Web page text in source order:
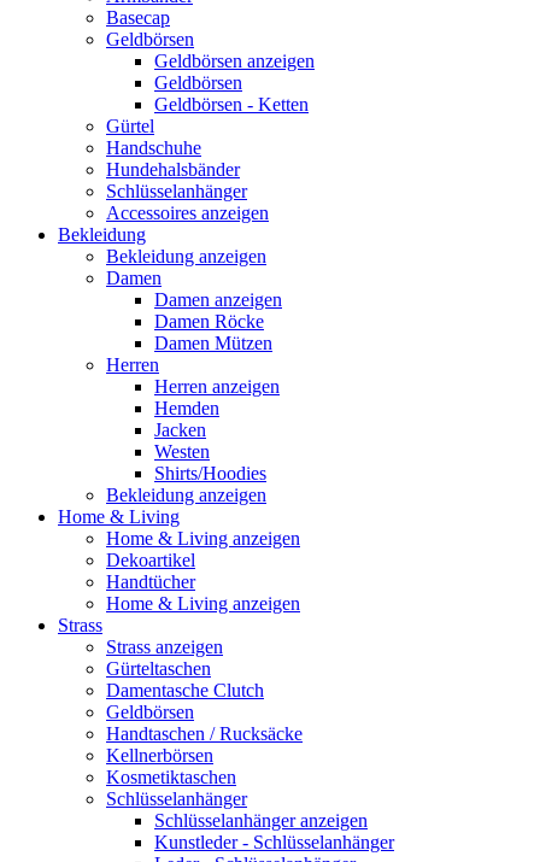
Basecap
Geldbörsen
Geldbörsen anzeigen
Geldbörsen
Geldbörsen - Ketten
Gürtel
Handschuhe
Hundehalsbänder
Schlüsselanhänger
Accessoires anzeigen
Bekleidung
Bekleidung anzeigen
Damen
Damen anzeigen
Damen Röcke
Damen Mützen
Herren
Herren anzeigen
Hemden
Jacken
Westen
Shirts/Hoodies
Bekleidung anzeigen
Home & Living
Home & Living anzeigen
Dekoartikel
Handtücher
Home & Living anzeigen
Strass
Strass anzeigen
Gürteltaschen
Damentasche Clutch
Geldbörsen
Handtaschen / Rucksäcke
Kellnerbörsen
Kosmetiktaschen
Schlüsselanhänger
Schlüsselanhänger anzeigen
Kunstleder - Schlüsselanhänger